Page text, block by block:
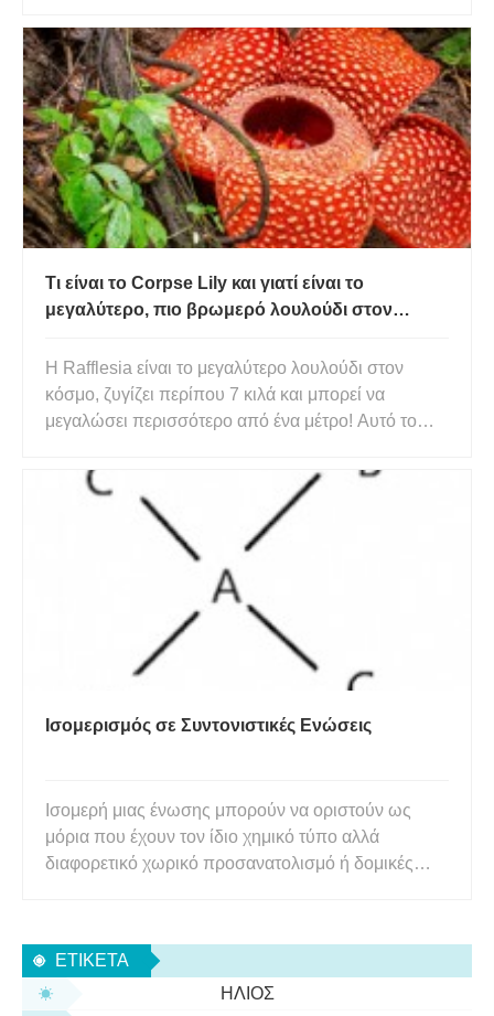
σκοπός της ανάμειξης του χρωμίου είναι να
αποτρέψει την οξείδωση και τη σκουριά του
σιδήρου. Ο χειρουργικός χάλυβας είναι μ
Τι είναι το Corpse Lily και γιατί είναι το
μεγαλύτερο, πιο βρωμερό λουλούδι στον
Η Rafflesia είναι το μεγαλύτερο λουλούδι στον
κόσμο, ζυγίζει περίπου 7 κιλά και μπορεί να
μεγαλώσει περισσότερο από ένα μέτρο! Αυτό το
θείο, που μιμούνται τη μυρωδιά της σάρκας που
σαπίζει, κάτι που οδηγεί στο άλλο δημοφιλές όνομά
του - το πτώμα κρίνος
Ισομερισμός σε Συντονιστικές Ενώσεις
Ισομερή μιας ένωσης μπορούν να οριστούν ως
μόρια που έχουν τον ίδιο χημικό τύπο αλλά
διαφορετικό χωρικό προσανατολισμό ή δομικές
CH2 – CH2 – CH2 – CH3 (ευθεία αλυσίδα) H3C –
CH (CH3)- CH2 – CH3 (διακλαδισ
ΕΤΙΚΈΤΑ
ΉΛΙΟΣ